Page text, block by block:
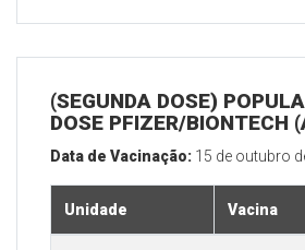
(SEGUNDA DOSE)
DOSE PFIZER/BIONTECH
Data de Vacinação: 15 de outubro
Unidade Vacina